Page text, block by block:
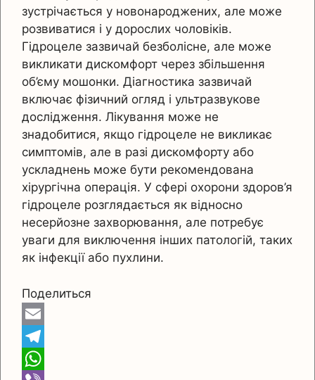
зустрічається у новонароджених, але може
розвиватися і у дорослих чоловіків.
Гідроцеле зазвичай безболісне, але може
викликати дискомфорт через збільшення
об’єму мошонки. Діагностика зазвичай
включає фізичний огляд і ультразвукове
дослідження. Лікування може не
знадобитися, якщо гідроцеле не викликає
симптомів, але в разі дискомфорту або
ускладнень може бути рекомендована
хірургічна операція. У сфері охорони здоров’я
гідроцеле розглядається як відносно
несерйозне захворювання, але потребує
уваги для виключення інших патологій, таких
як інфекції або пухлини.
Поделиться
E
m
T